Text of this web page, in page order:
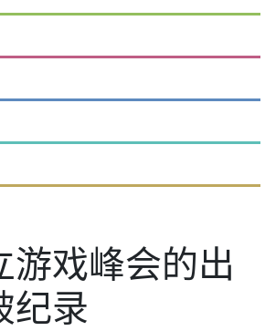
游戏峰会的出
纪录